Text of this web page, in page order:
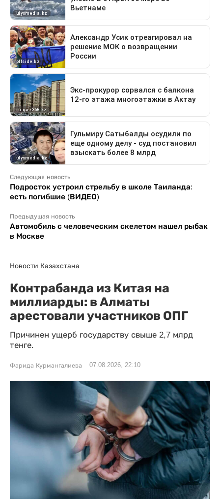
Следующая новость
Подросток устроил стрельбу в школе Таиланда:
есть погибшие (ВИДЕО)
Предыдущая новость
Автомобиль с человеческим скелетом нашел рыбак
в Москве
Новости Казахстана
Контрабанда из Китая на
миллиарды: в Алматы
арестовали участников ОПГ
Причинен ущерб государству свыше 2,7 млрд
тенге.
Фарида Курмангалиева 07.08.2026, 22:10